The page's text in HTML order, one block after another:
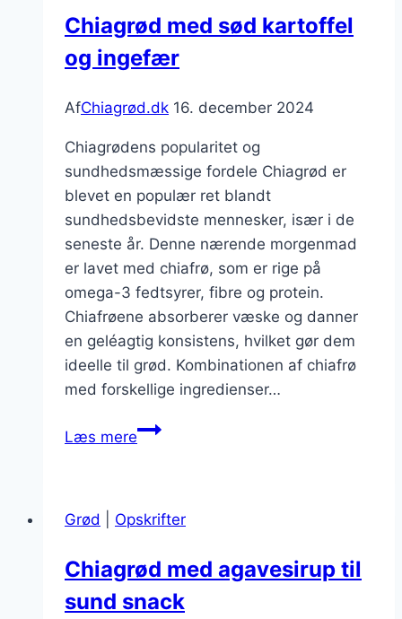
Chiagrød med sød kartoffel
og ingefær
AfChiagrød.dk 16. december 2024
Chiagrødens popularitet og
sundhedsmæssige fordele Chiagrød er
blevet en populær ret blandt
sundhedsbevidste mennesker, især i de
seneste år. Denne nærende morgenmad
er lavet med chiafrø, som er rige på
omega-3 fedtsyrer, fibre og protein.
Chiafrøene absorberer væske og danner
en geléagtig konsistens, hvilket gør dem
ideelle til grød. Kombinationen af chiafrø
med forskellige ingredienser…
Læs mereChiagrød
og
Grød Opskrifter
Chiagrød med agavesirup til
sund snack